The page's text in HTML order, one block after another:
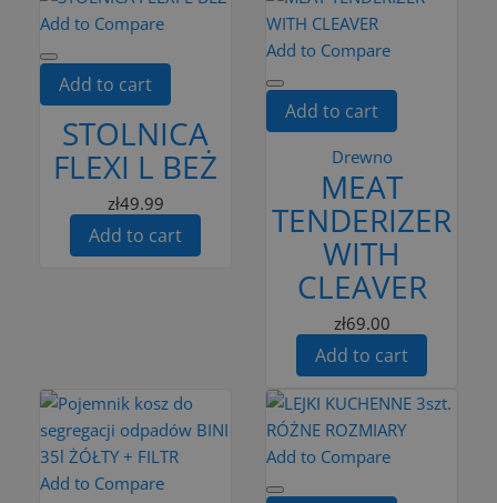
Add to Compare
Add to cart
STOLNICA
FLEXI L BEŻ
zł49.99
Add to cart
Add to Compare
Add to cart
Drewno
MEAT
TENDERIZER
WITH
CLEAVER
zł69.00
Add to cart
Add to Compare
Add to Compare